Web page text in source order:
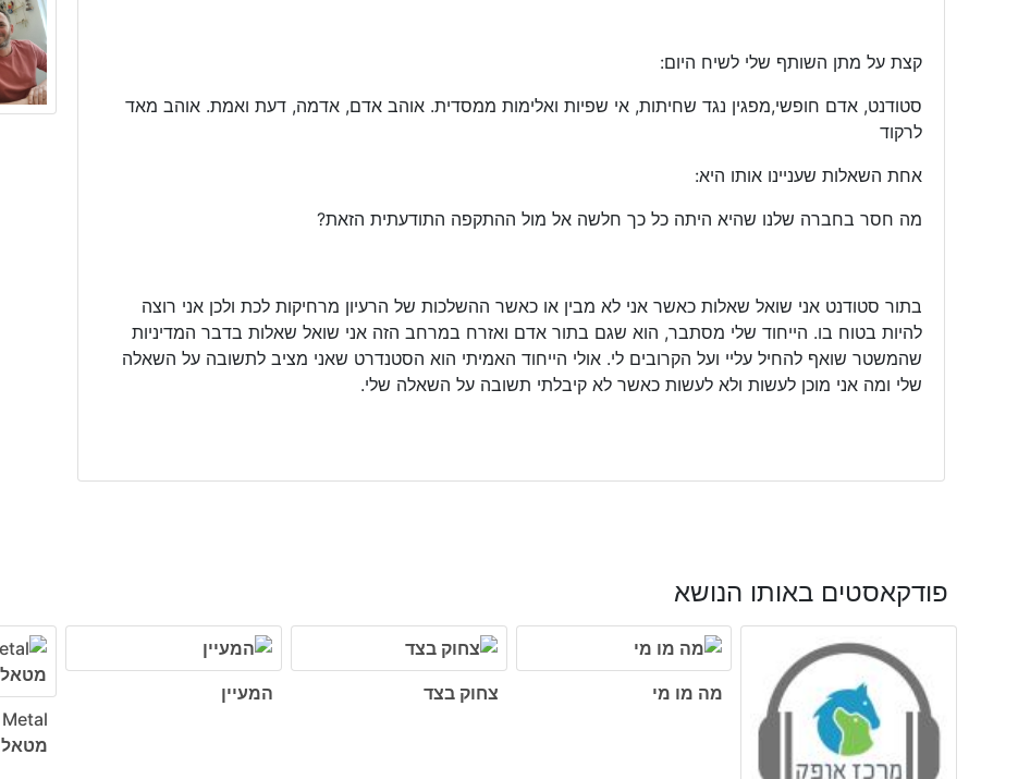
קצת על מתן השותף שלי לשיח היום:
סטודנט, אדם חופשי,מפגין נגד שחיתות, אי שפיות ואלימות ממסדית. אוהב אדם, אדמה, דעת ואמת. אוהב מאד
לרקוד
אחת השאלות שעניינו אותו היא:
מה חסר בחברה שלנו שהיא היתה כל כך חלשה אל מול ההתקפה התודעתית הזאת?
בתור סטודנט אני שואל שאלות כאשר אני לא מבין או כאשר ההשלכות של הרעיון מרחיקות לכת ולכן אני רוצה
להיות בטוח בו. הייחוד שלי מסתבר, הוא שגם בתור אדם ואזרח במרחב הזה אני שואל שאלות בדבר המדיניות
שהמשטר שואף להחיל עליי ועל הקרובים לי. אולי הייחוד האמיתי הוא הסטנדרט שאני מציב לתשובה על השאלה
שלי ומה אני מוכן לעשות ולא לעשות כאשר לא קיבלתי תשובה על השאלה שלי.
פודקאסטים באותו הנושא
מה מו מי צחוק בצד
המעיין
מטאל